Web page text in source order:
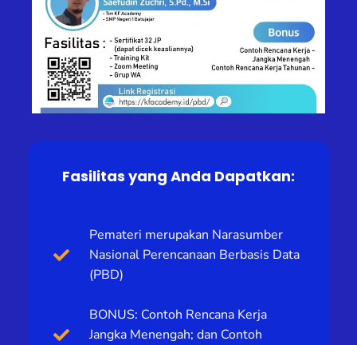
Fasilitas yang Anda Dapatkan:
Pemateri merupakan Narasumber
Nasional Perencanaan Berbasis Data
(PBD)
BONUS: Contoh Rencana Kerja
Jangka Menengah; dan Contoh